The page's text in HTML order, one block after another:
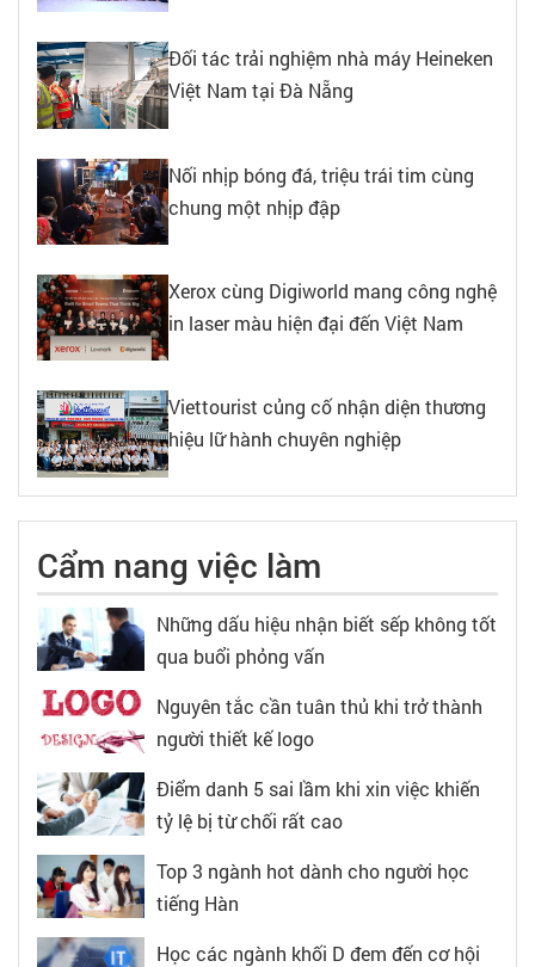
Đối tác trải nghiệm nhà máy Heineken
Việt Nam tại Đà Nẵng
Nối nhịp bóng đá, triệu trái tim cùng
chung một nhịp đập
Xerox cùng Digiworld mang công nghệ
in laser màu hiện đại đến Việt Nam
Viettourist củng cố nhận diện thương
hiệu lữ hành chuyên nghiệp
Cẩm nang việc làm
Những dấu hiệu nhận biết sếp không tốt
qua buổi phỏng vấn
Nguyên tắc cần tuân thủ khi trở thành
người thiết kế logo
Điểm danh 5 sai lầm khi xin việc khiến
tỷ lệ bị từ chối rất cao
Top 3 ngành hot dành cho người học
tiếng Hàn
Học các ngành khối D đem đến cơ hội